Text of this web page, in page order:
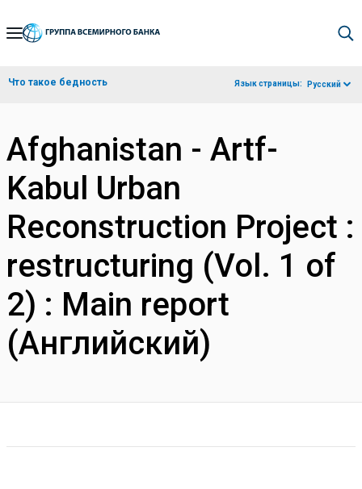
Skip
Navigation
Что такое бедность Язык страницы: Русский
Afghanistan - Artf-
Kabul Urban
Reconstruction Project :
restructuring (Vol. 1 of
2) : Main report
(Английский)